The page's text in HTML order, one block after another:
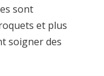
sont
et plus
soigner des